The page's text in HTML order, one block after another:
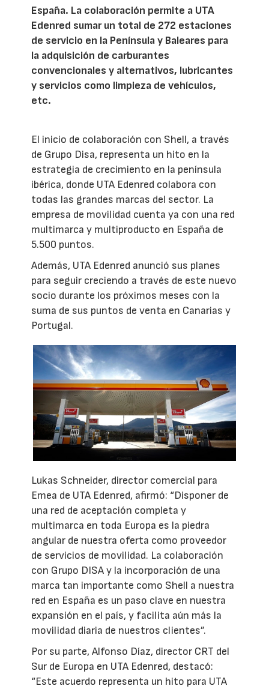
España. La colaboración permite a UTA
Edenred sumar un total de 272 estaciones
de servicio en la Península y Baleares para
la adquisición de carburantes
convencionales y alternativos, lubricantes
y servicios como limpieza de vehículos,
etc.
El inicio de colaboración con Shell, a través
de Grupo Disa, representa un hito en la
estrategia de crecimiento en la península
ibérica, donde UTA Edenred colabora con
todas las grandes marcas del sector. La
empresa de movilidad cuenta ya con una red
multimarca y multiproducto en España de
5.500 puntos.
Además, UTA Edenred anunció sus planes
para seguir creciendo a través de este nuevo
socio durante los próximos meses con la
suma de sus puntos de venta en Canarias y
Portugal.
Lukas Schneider, director comercial para
Emea de UTA Edenred, afirmó: “Disponer de
una red de aceptación completa y
multimarca en toda Europa es la piedra
angular de nuestra oferta como proveedor
de servicios de movilidad. La colaboración
con Grupo DISA y la incorporación de una
marca tan importante como Shell a nuestra
red en España es un paso clave en nuestra
expansión en el país, y facilita aún más la
movilidad diaria de nuestros clientes”.
Por su parte, Alfonso Díaz, director CRT del
Sur de Europa en UTA Edenred, destacó:
“Este acuerdo representa un hito para UTA